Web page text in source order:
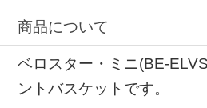
商品について
ベロスター・ミニ(BE-
ントバスケットです。